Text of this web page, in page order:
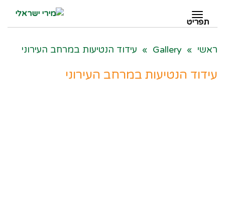
תפריט
תפריט
ראשי »
Gallery
» עידוד הנטיעות במרחב העירוני
עידוד הנטיעות במרחב העירוני